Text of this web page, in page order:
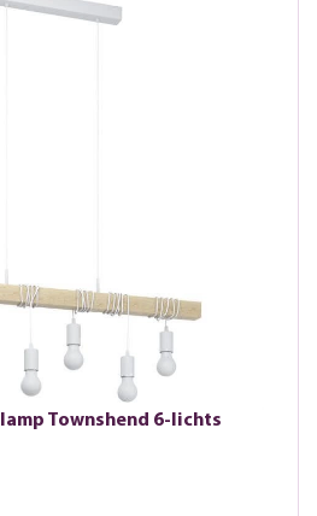
Townshend 6-lichts